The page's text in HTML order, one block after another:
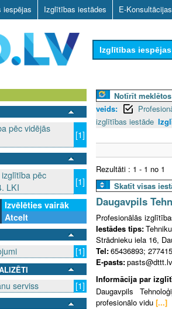
Skip
to
iespējas Izglītības iestādes E-Konsultācijas
Izglītības iespējas
pēc vidējās
[1]
pēc
LKI
[1]
Izvēlēties vairāk
Atcelt
[1]
serviss [1]
Notīrīt
veids:
izglītības iestāde
Rezultāti : 1 - 1 no 1
Skatīt visas
Daugavpils
Profesionālās
Iestādes tips:
Strādnieku iela 16,
Tel:65436893;
E-pasts:pasts@dttt.lv
Informācija par
Daugavpils
profesionālo vidu [...]